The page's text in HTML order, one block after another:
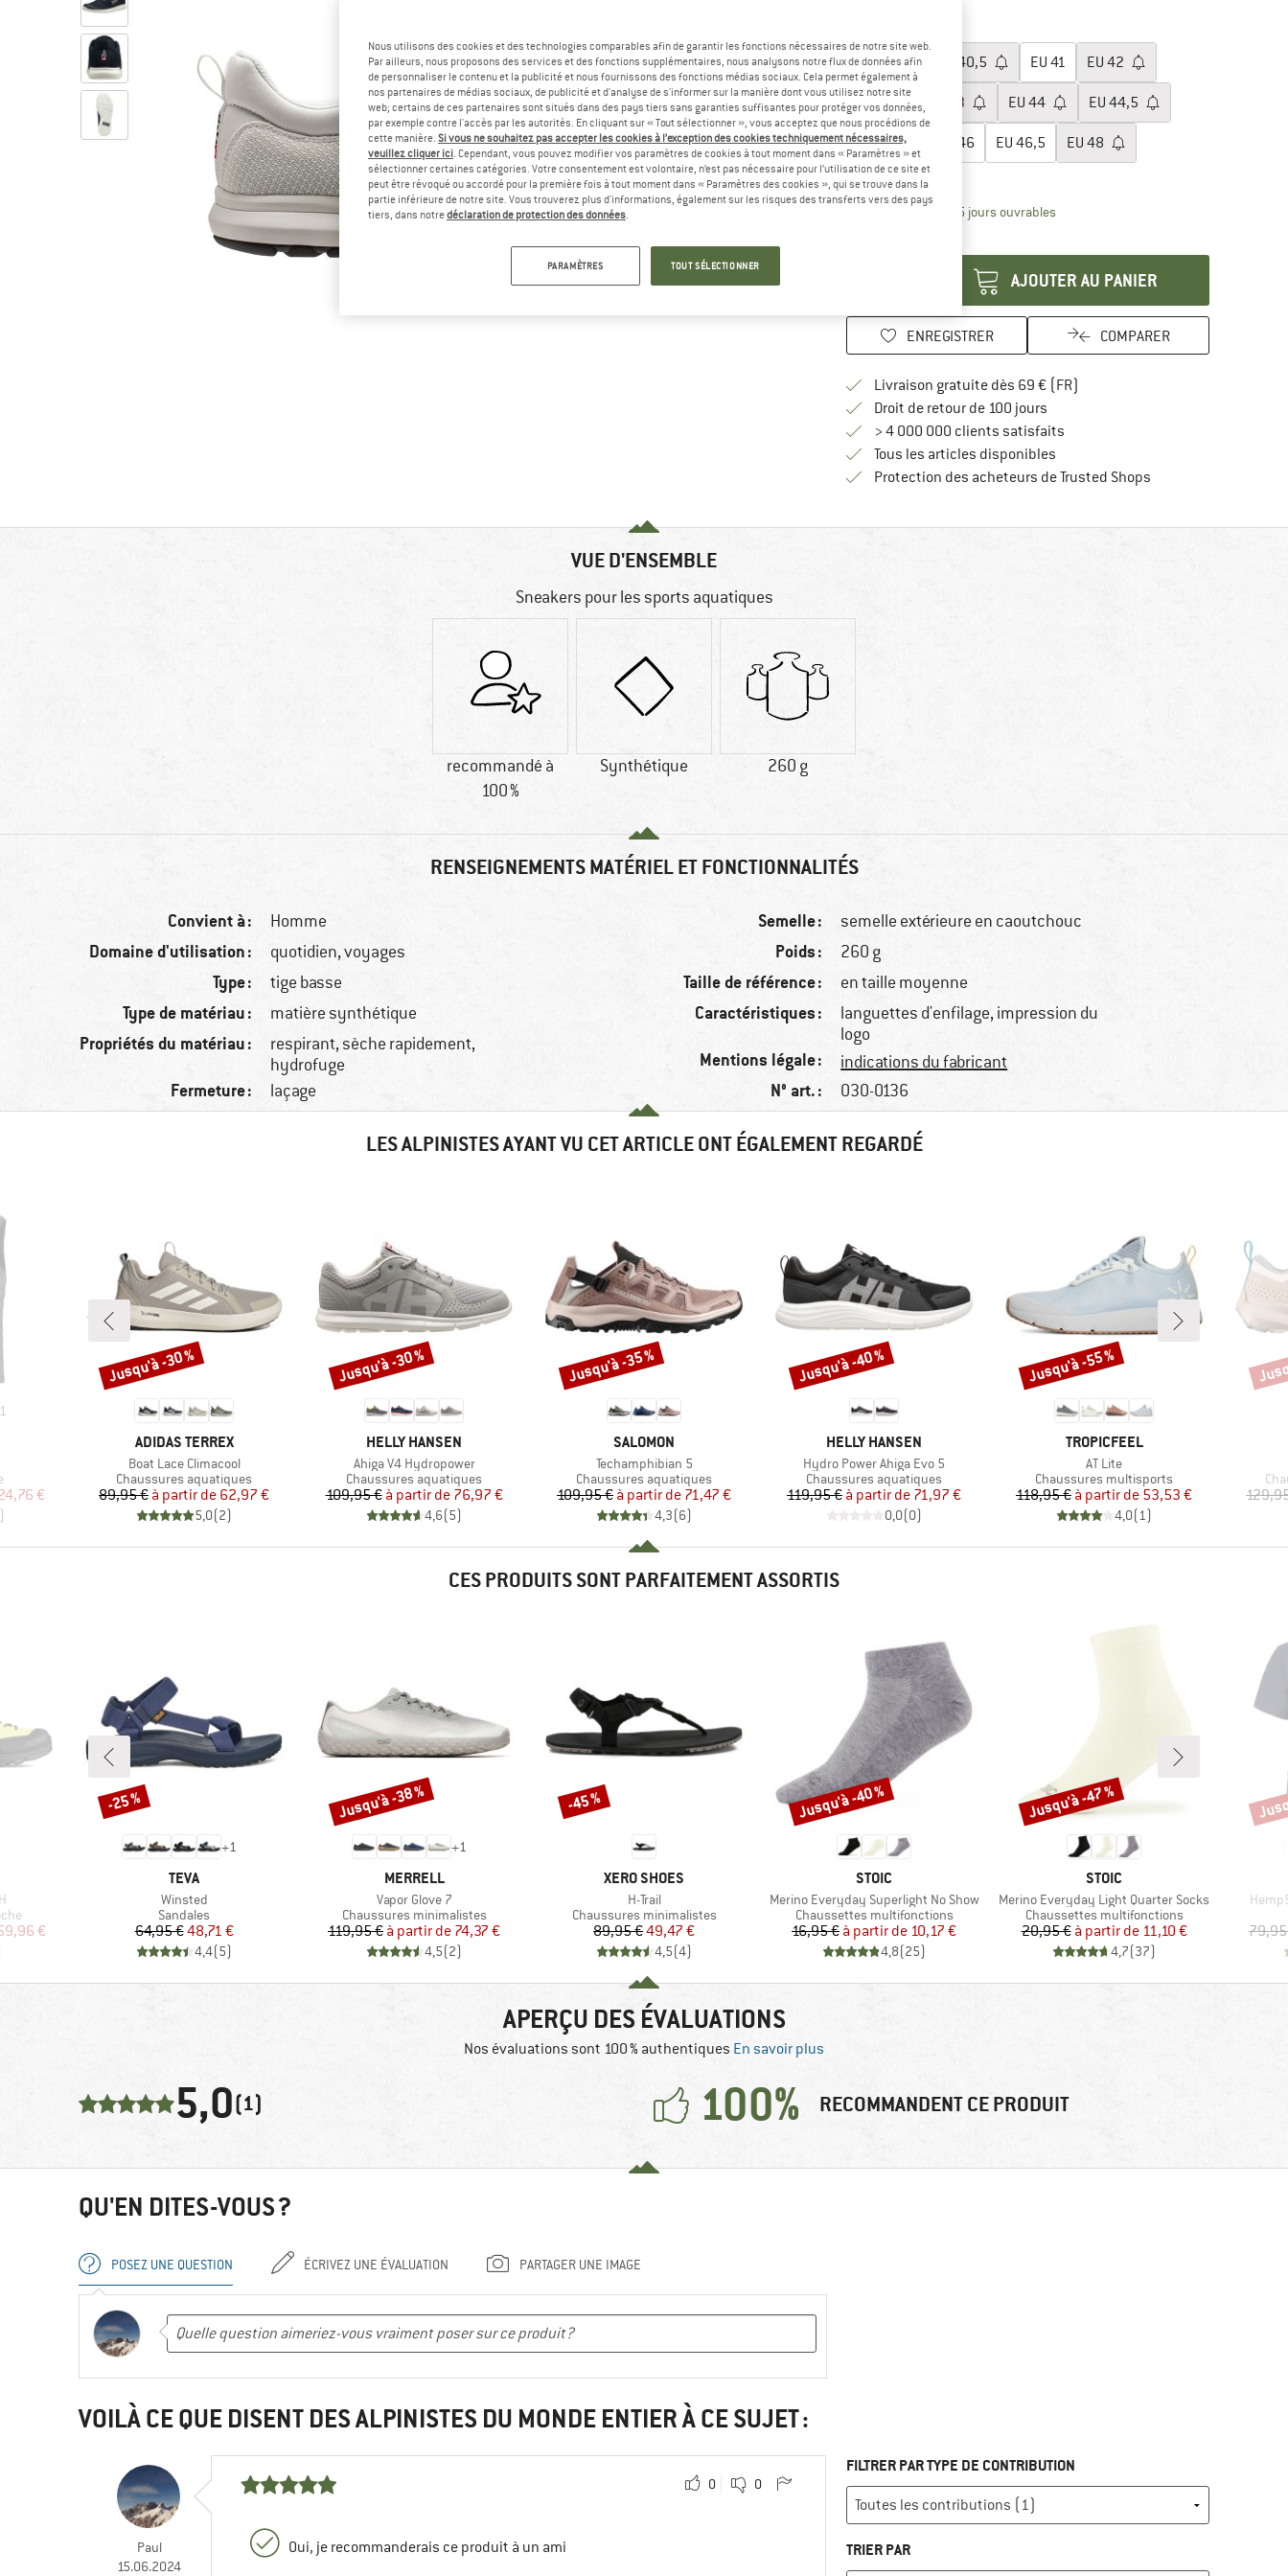
EU40 40,5 EU 41 EU 42
EU42,5 43 EU 44 EU 44,5
EU45 46 EU 46,5 EU 48
Guide des tailles
Délai de livraison: 3-5 jours ouvrablesLe lien s'ouvre dans une boîte
AJOUTER AU PANIER
ENREGISTRER COMPARER
Livraison gratuite dès 69 € (FR)
Droit de retour de 100 joursTrouve les informations de
> 4 000 000 clients satisfaits
Tous les articles disponibles
Protection des acheteurs de Trusted ShopsTrouve toutes les
VUE D'ENSEMBLE
Sneakers pour les sports aquatiques
recommandé à
100 %
Synthétique 260 g
RENSEIGNEMENTS MATÉRIEL ET FONCTIONNALITÉS
Convient à : Homme
Domaine d'utilisation : quotidien, voyages
Type : tige basse
Type de matériau : matière synthétique
Propriétés du matériau :
respirant, sèche rapidement,
hydrofuge
Fermeture : laçage
Semelle : semelle extérieure en caoutchouc
Poids : 260 g
Taille de référence : en taille moyenne
Caractéristiques :
languettes d'enfilage, impression du
logo
Mentions légale : indications du fabricant
N° art. : 030-0136
LES ALPINISTES AYANT VU CET ARTICLE ONT ÉGALEMENT REGARDÉ
1
€
MARQUE
ADIDAS TERREX
Article
Boat Lace Climacool
Product group
Chaussures aquatiques
Prix
89,95 € Prix réduit
à partir de 62,97 €
5,0(2)
Remise
Jusqu'à -30 %
MARQUE
HELLY HANSEN
Article
Ahiga V4 Hydropower
Product group
Chaussures aquatiques
Prix
109,95 € Prix réduit
à partir de 76,97 €
4,6(5)
Remise
Jusqu'à -30 %
MARQUE
SALOMON
Article
Techamphibian 5
Product group
Chaussures aquatiques
Prix
109,95 € Prix réduit
à partir de 71,47 €
4,3(6)
Remise
Jusqu'à -35 %
MARQUE
HELLY HANSEN
Article
Hydro Power Ahiga Evo 5
Product group
Chaussures aquatiques
Prix
119,95 € Prix réduit
à partir de 71,97 €
0,0(0)
Remise
Jusqu'à -40 %
MARQUE
TROPICFEEL
Article
AT Lite
Product group
Chaussures multisports
Prix
118,95 € Prix réduit
à partir de 53,53 €
4,0(1)
Remise
Jusqu'à -55 %
CES PRODUITS SONT PARFAITEMENT ASSORTIS
€
+1
MARQUE
TEVA
Article
Winsted
Product group
Sandales
Prix
64,95 €Prix réduit
48,71 €
4,4(5)
Remise
-25 %
+1
MARQUE
MERRELL
Article
Vapor Glove 7
Product group
Chaussures minimalistes
Prix
119,95 € Prix réduit
à partir de 74,37 €
4,5(2)
Remise
Jusqu'à -38 %
MARQUE
XERO SHOES
Article
H-Trail
Product group
Chaussures minimalistes
Prix
89,95 €Prix réduit
49,47 €
4,5(4)
Remise
-45 %
MARQUE
STOIC
Article
Merino Everyday Superlight No Show
Product group
Chaussettes multifonctions
Prix
16,95 € Prix réduit
à partir de 10,17 €
4,8(25)
Remise
Jusqu'à -40 %
MARQUE
STOIC
Article
Merino Everyday Light Quarter Socks
Product group
Chaussettes multifonctions
Prix
20,95 € Prix réduit
à partir de 11,10 €
4,7(37)
Remise
Jusqu'à -47 %
Article
APERÇU DES ÉVALUATIONS
Nos évaluations sont 100 % authentiques En savoir plus
5,0(1) 100% RECOMMANDENT CE PRODUIT
QU'EN DITES-VOUS ?
POSEZ UNE QUESTION ÉCRIVEZ UNE ÉVALUATION PARTAGER UNE IMAGE
VOILÀ CE QUE DISENT DES ALPINISTES DU MONDE ENTIER À CE SUJET :
Paul
15.06.2024
0 0
Oui, je recommanderais ce produit à un ami
FILTRER PAR TYPE DE CONTRIBUTION
TRIER PAR
Nous utilisons des cookies et des technologies comparables afin de garantir les fonctions nécessaires de notre site web.
Par ailleurs, nous proposons des services et des fonctions supplémentaires, nous analysons notre flux de données afin
de personnaliser le contenu et la publicité et nous fournissons des fonctions médias sociaux. Cela permet également à
nos partenaires de médias sociaux, de publicité et d'analyse de s'informer sur la manière dont vous utilisez notre site
web; certains de ces partenaires sont situés dans des pays tiers sans garanties suffisantes pour protéger vos données,
par exemple contre l'accès par les autorités. En cliquant sur « Tout sélectionner », vous acceptez que nous procédions de
cette manière. Si vous ne souhaitez pas accepter les cookies à l’exception des cookies techniquement nécessaires,
veuillez cliquer ici. Cependant, vous pouvez modifier vos paramètres de cookies à tout moment dans « Paramètres » et
sélectionner certaines catégories. Votre consentement est volontaire, n’est pas nécessaire pour l’utilisation de ce site et
peut être révoqué ou accordé pour la première fois à tout moment dans « Paramètres des cookies », qui se trouve dans la
partie inférieure de notre site. Vous trouverez plus d'informations, également sur les risques des transferts vers des pays
tiers, dans notredéclaration de protection des données.
PARAMÈTRES TOUT SÉLECTIONNER